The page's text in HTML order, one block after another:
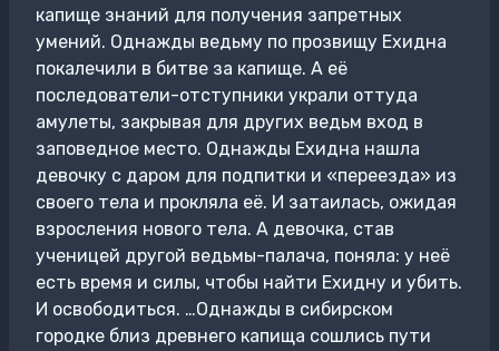
капище знаний для получения запретных
умений. Однажды ведьму по прозвищу Ехидна
покалечили в битве за капище. А её
последователи-отступники украли оттуда
амулеты, закрывая для других ведьм вход в
заповедное место. Однажды Ехидна нашла
девочку с даром для подпитки и «переезда» из
своего тела и прокляла её. И затаилась, ожидая
взросления нового тела. А девочка, став
ученицей другой ведьмы-палача, поняла: у неё
есть время и силы, чтобы найти Ехидну и убить.
И освободиться. …Однажды в сибирском
городке близ древнего капища сошлись пути